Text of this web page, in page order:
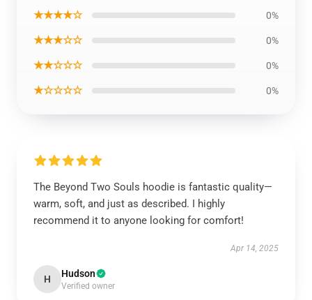
★★★★☆ 0%
★★★☆☆ 0%
★★☆☆☆ 0%
★☆☆☆☆ 0%
The Beyond Two Souls hoodie is fantastic quality—
warm, soft, and just as described. I highly
recommend it to anyone looking for comfort!
Apr 14, 2025
H Hudson
Verified owner